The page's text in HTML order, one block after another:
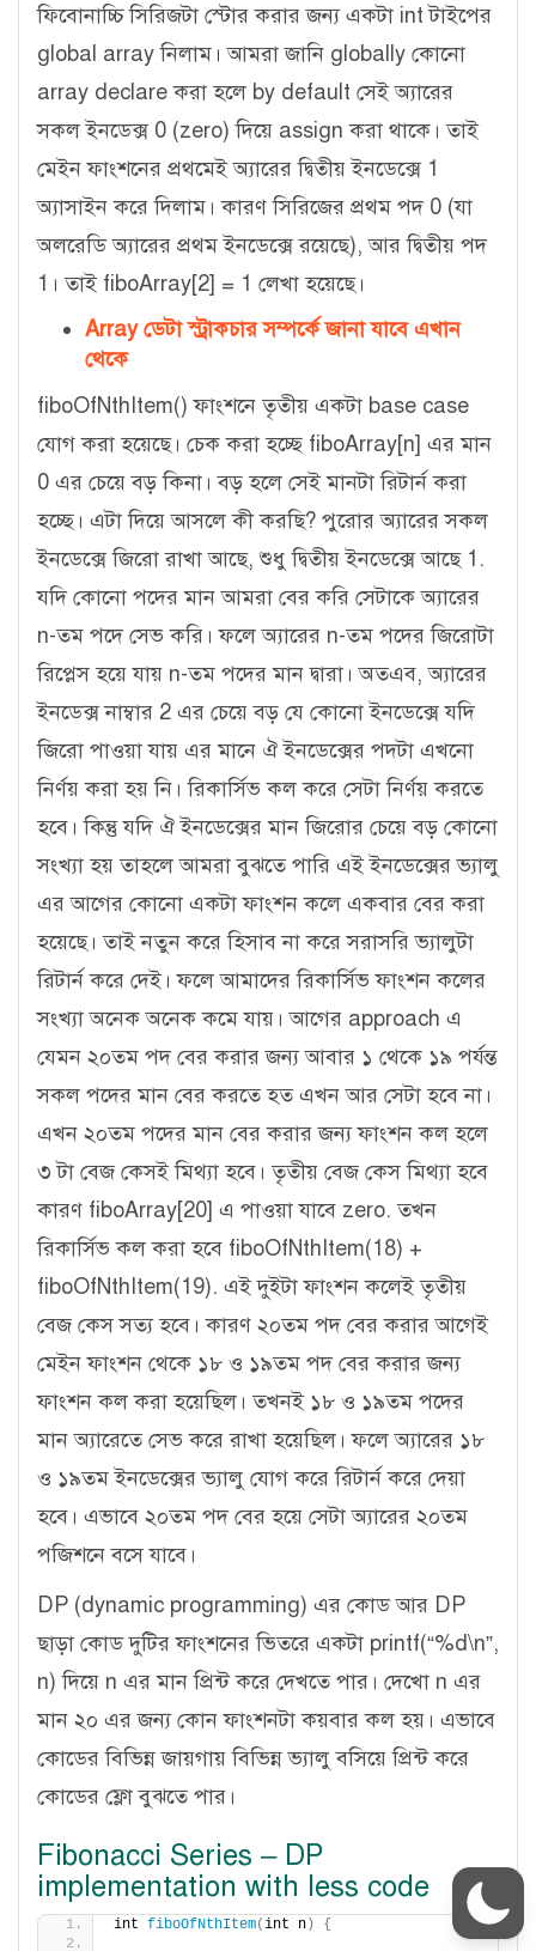
ফিবোনাচ্চি সিরিজটা স্টোর করার জন্য একটা int টাইপের
global array নিলাম। আমরা জানি globally কোনো
array declare করা হলে by default সেই অ্যারের
সকল ইনডেক্স 0 (zero) দিয়ে assign করা থাকে। তাই
মেইন ফাংশনের প্রথমেই অ্যারের দ্বিতীয় ইনডেক্সে 1
অ্যাসাইন করে দিলাম। কারণ সিরিজের প্রথম পদ 0 (যা
অলরেডি অ্যারের প্রথম ইনডেক্সে রয়েছে), আর দ্বিতীয় পদ
1। তাই fiboArray[2] = 1 লেখা হয়েছে।
Array ডেটা স্ট্রাকচার সম্পর্কে জানা যাবে এখান
থেকে
fiboOfNthItem() ফাংশনে তৃতীয় একটা base case
যোগ করা হয়েছে। চেক করা হচ্ছে fiboArray[n] এর মান
0 এর চেয়ে বড় কিনা। বড় হলে সেই মানটা রিটার্ন করা
হচ্ছে। এটা দিয়ে আসলে কী করছি? পুরোর অ্যারের সকল
ইনডেক্সে জিরো রাখা আছে, শুধু দ্বিতীয় ইনডেক্সে আছে 1.
যদি কোনো পদের মান আমরা বের করি সেটাকে অ্যারের
n-তম পদে সেভ করি। ফলে অ্যারের n-তম পদের জিরোটা
রিপ্লেস হয়ে যায় n-তম পদের মান দ্বারা। অতএব, অ্যারের
ইনডেক্স নাম্বার 2 এর চেয়ে বড় যে কোনো ইনডেক্সে যদি
জিরো পাওয়া যায় এর মানে ঐ ইনডেক্সের পদটা এখনো
নির্ণয় করা হয় নি। রিকার্সিভ কল করে সেটা নির্ণয় করতে
হবে। কিন্তু যদি ঐ ইনডেক্সের মান জিরোর চেয়ে বড় কোনো
সংখ্যা হয় তাহলে আমরা বুঝতে পারি এই ইনডেক্সের ভ্যালু
এর আগের কোনো একটা ফাংশন কলে একবার বের করা
হয়েছে। তাই নতুন করে হিসাব না করে সরাসরি ভ্যালুটা
রিটার্ন করে দেই। ফলে আমাদের রিকার্সিভ ফাংশন কলের
সংখ্যা অনেক অনেক কমে যায়। আগের approach এ
যেমন ২০তম পদ বের করার জন্য আবার ১ থেকে ১৯ পর্যন্ত
সকল পদের মান বের করতে হত এখন আর সেটা হবে না।
এখন ২০তম পদের মান বের করার জন্য ফাংশন কল হলে
৩ টা বেজ কেসই মিথ্যা হবে। তৃতীয় বেজ কেস মিথ্যা হবে
কারণ fiboArray[20] এ পাওয়া যাবে zero. তখন
রিকার্সিভ কল করা হবে fiboOfNthItem(18) +
fiboOfNthItem(19). এই দুইটা ফাংশন কলেই তৃতীয়
বেজ কেস সত্য হবে। কারণ ২০তম পদ বের করার আগেই
মেইন ফাংশন থেকে ১৮ ও ১৯তম পদ বের করার জন্য
ফাংশন কল করা হয়েছিল। তখনই ১৮ ও ১৯তম পদের
মান অ্যারেতে সেভ করে রাখা হয়েছিল। ফলে অ্যারের ১৮
ও ১৯তম ইনডেক্সের ভ্যালু যোগ করে রিটার্ন করে দেয়া
হবে। এভাবে ২০তম পদ বের হয়ে সেটা অ্যারের ২০তম
পজিশনে বসে যাবে।
DP (dynamic programming) এর কোড আর DP
ছাড়া কোড দুটির ফাংশনের ভিতরে একটা printf(“%d\n”,
n) দিয়ে n এর মান প্রিন্ট করে দেখতে পার। দেখো n এর
মান ২০ এর জন্য কোন ফাংশনটা কয়বার কল হয়। এভাবে
কোডের বিভিন্ন জায়গায় বিভিন্ন ভ্যালু বসিয়ে প্রিন্ট করে
কোডের ফ্লো বুঝতে পার।
Fibonacci Series – DP
implementation with less code
int fiboOfNthItem(int n) {